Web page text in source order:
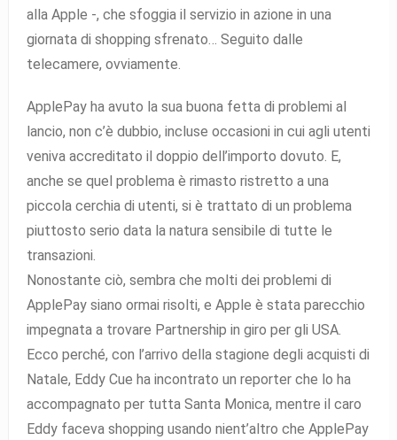
alla Apple -, che sfoggia il servizio in azione in una
giornata di shopping sfrenato… Seguito dalle
telecamere, ovviamente.
ApplePay ha avuto la sua buona fetta di problemi al
lancio, non c’è dubbio, incluse occasioni in cui agli utenti
veniva accreditato il doppio dell’importo dovuto. E,
anche se quel problema è rimasto ristretto a una
piccola cerchia di utenti, si è trattato di un problema
piuttosto serio data la natura sensibile di tutte le
transazioni.
Nonostante ciò, sembra che molti dei problemi di
ApplePay siano ormai risolti, e Apple è stata parecchio
impegnata a trovare Partnership in giro per gli USA.
Ecco perché, con l’arrivo della stagione degli acquisti di
Natale, Eddy Cue ha incontrato un reporter che lo ha
accompagnato per tutta Santa Monica, mentre il caro
Eddy faceva shopping usando nient’altro che ApplePay